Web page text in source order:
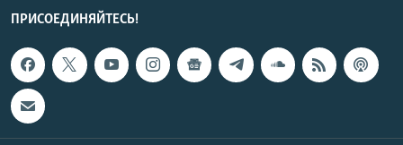
ПРИСОЕДИНЯЙТЕСЬ!